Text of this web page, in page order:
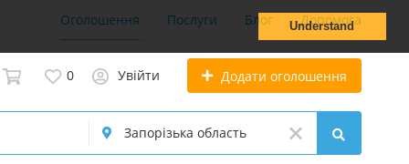
Understand
Оголошення Послуги Блог Допомога
0 Увійти Додати оголошення